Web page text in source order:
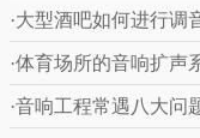
·大型酒吧如何进行调
·体育场所的音响扩声
·音响工程常遇八大问